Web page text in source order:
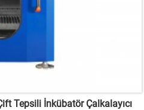
Tepsili İnkübatör Çalkalayıcı